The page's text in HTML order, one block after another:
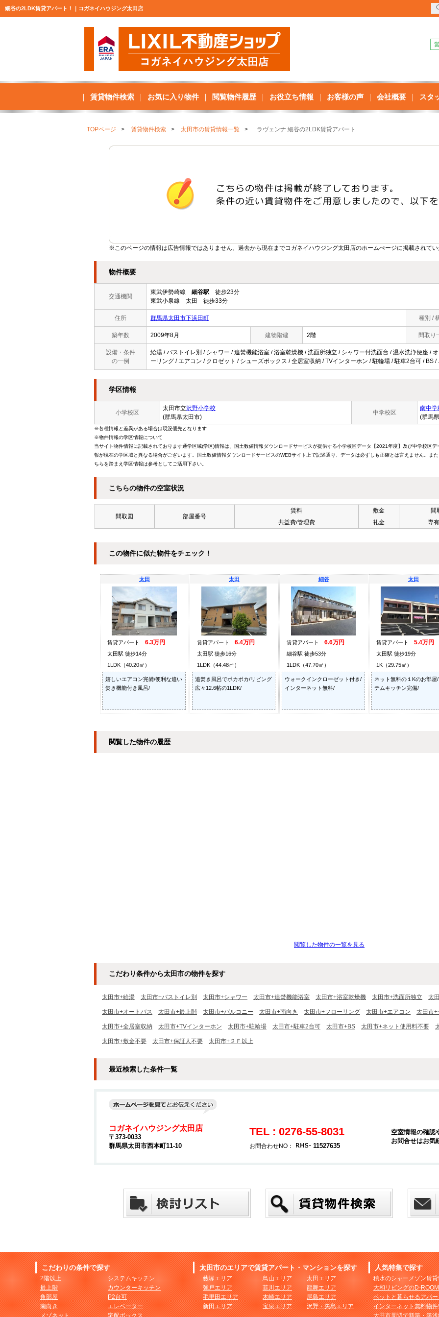
細谷の2LDK賃貸アパート！｜コガネイハウジング太田店
賃貸物件検索 お気に入り物件 閲覧物件履歴 お役立ち情報 お客様の声 会社概要 スタ
TOPページ 賃貸物件検索 太田市の賃貸情報一覧 ラヴェンナ 細谷の2LDK賃貸アパート
※このページの情報は広告情報ではありません。過去から現在までコガネイハウジング太田店のホームぺージに掲載されて
物件概要
交通機関
東武伊勢崎線 細谷駅 徒歩23分
東武小泉線 太田 徒歩33分
住所 群馬県太田市下浜田町 種別 /
築年数 2009年8月 建物階建 2階 間取り
設備・条件
の一例
給湯 / バストイレ別 / シャワー / 追焚機能浴室 / 浴室乾燥機 / 洗面所独立 / シャワー付洗面台 / 温水洗浄便座 /
ーリング / エアコン / クロゼット / シューズボックス / 全居室収納 / TVインターホン / 駐輪場 / 駐車2台可 /
学区情報
小学校区
太田市立沢野小学校
(群馬県太田市)
中学校区
南中学
(群馬
※各種情報と差異がある場合は現況優先となります
※物件情報の学区情報について
当サイト物件情報に記載されております通学区域(学区)情報は、国土数値情報ダウンロードサービスが提供する小学校区データ【2021年度】及び中学校区
報が現在の学区域と異なる場合がございます。国土数値情報ダウンロードサービスのWEBサイト上で記述通り、データは必ずしも正確とは言えません。ま
ちらを踏まえ学区情報は参考としてご活用下さい。
こちらの物件の空室状況
間取図 部屋番号
賃料
共益費/管理費
敷金
礼金
間
専
この物件に似た物件をチェック！
太田
賃貸アパート 6.3万円
太田駅 徒歩14分
1LDK（40.20㎡）
嬉しいエアコン完備/便利な追い
焚き機能付き風呂/
太田
賃貸アパート 6.4万円
太田駅 徒歩16分
1LDK（44.48㎡）
追焚き風呂でポカポカ/リビング
広々12.6帖の1LDK/
細谷
賃貸アパート 6.6万円
細谷駅 徒歩53分
1LDK（47.70㎡）
ウォークインクローゼット付き/
インターネット無料/
太田
賃貸アパート 5.4万円
太田駅 徒歩19分
1K（29.75㎡）
ネット無料の１Kのお部屋
テムキッチン完備/
閲覧した物件の履歴
閲覧した物件の一覧を見る
こだわり条件から太田市の物件を探す
太田市+給湯 太田市+バストイレ別 太田市+シャワー 太田市+追焚機能浴室 太田市+浴室乾燥機 太田市+洗面所独立 太
太田市+オートバス 太田市+最上階 太田市+バルコニー 太田市+南向き 太田市+フローリング 太田市+エアコン 太田市+
太田市+全居室収納 太田市+TVインターホン 太田市+駐輪場 太田市+駐車2台可 太田市+BS 太田市+ネット使用料不要
太田市+敷金不要 太田市+保証人不要 太田市+２Ｆ以上
最近検索した条件一覧
コガネイハウジング太田店
〒373-0033
群馬県太田市西本町11-10
TEL : 0276-55-8031
お問合わせNO： 11527635
空室情報の確認
お問合せはお気
こだわりの条件で探す
2階以上
最上階
角部屋
南向き
メゾネット
システムキッチン
カウンターキッチン
P2台可
エレベーター
宅配ボックス
太田市のエリアで賃貸アパート・マンションを探す
藪塚エリア
強戸エリア
毛里田エリア
新田エリア
鳥山エリア
韮川エリア
木崎エリア
宝泉エリア
太田エリア
龍舞エリア
尾島エリア
沢野・矢島エリア
人気特集で探す
積水のシャーメゾン賃
大和リビングのD-
ペットと暮らせるアパ
インターネット無料物
太田市周辺で新築・築